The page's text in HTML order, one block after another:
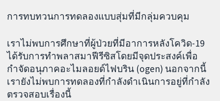
การทบทวนการทดลองแบบสุ่มที่มีกลุ่มควบคุม
เราไม่พบการศึกษาที่ผู้ป่วยที่มีอาการหลังโควิด-19
ได้รับการทำพลาสมาฟีรีซิสโดยมีจุดประสงค์เพื่อ
กำจัดอนุภาคอะไมลอยด์ไฟบริน (ogen) นอกจากนี้
เรายังไม่พบการทดลองที่กำลังดำเนินการอยู่ที่กำลัง
ตรวจสอบเรื่องนี้